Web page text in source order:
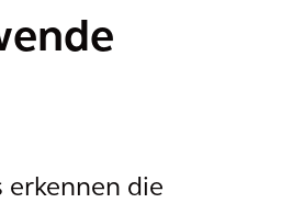
erkennen die